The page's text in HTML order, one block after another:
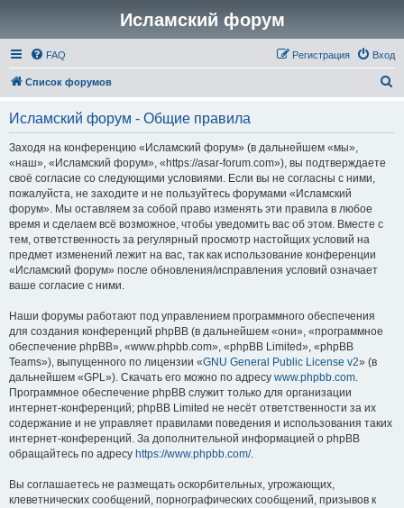
Исламский форум
FAQ Вход
Регистрация
Список форумов
Исламский форум - Общие правила
Заходя на конференцию «Исламский форум» (в дальнейшем «мы»,
«наш», «Исламский форум», «https://asar-forum.com»), вы подтверждаете
своё согласие со следующими условиями. Если вы не согласны с ними,
пожалуйста, не заходите и не пользуйтесь форумами «Исламский
форум». Мы оставляем за собой право изменять эти правила в любое
время и сделаем всё возможное, чтобы уведомить вас об этом. Вместе с
тем, ответственность за регулярный просмотр настойщих условий на
предмет изменений лежит на вас, так как использование конференции
«Исламский форум» после обновления/исправления условий означает
ваше согласие с ними.
Наши форумы работают под управлением программного обеспечения
для создания конференций phpBB (в дальнейшем «они», «программное
обеспечение phpBB», «www.phpbb.com», «phpBB Limited», «phpBB
Teams»), выпущенного по лицензии «GNU General Public License v2» (в
дальнейшем «GPL»). Скачать его можно по адресу www.phpbb.com.
Программное обеспечение phpBB служит только для организации
интернет-конференций; phpBB Limited не несёт ответственности за их
содержание и не управляет правилами поведения и использования таких
интернет-конференций. За дополнительной информацией о phpBB
обращайтесь по адресу https://www.phpbb.com/.
Вы соглашаетесь не размещать оскорбительных, угрожающих,
клеветнических сообщений, порнографических сообщений, призывов к